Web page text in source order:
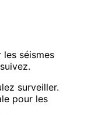
séismes
surveiller.
pour les